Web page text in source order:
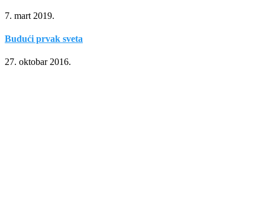
7. mart 2019.
Budući prvak sveta
27. oktobar 2016.